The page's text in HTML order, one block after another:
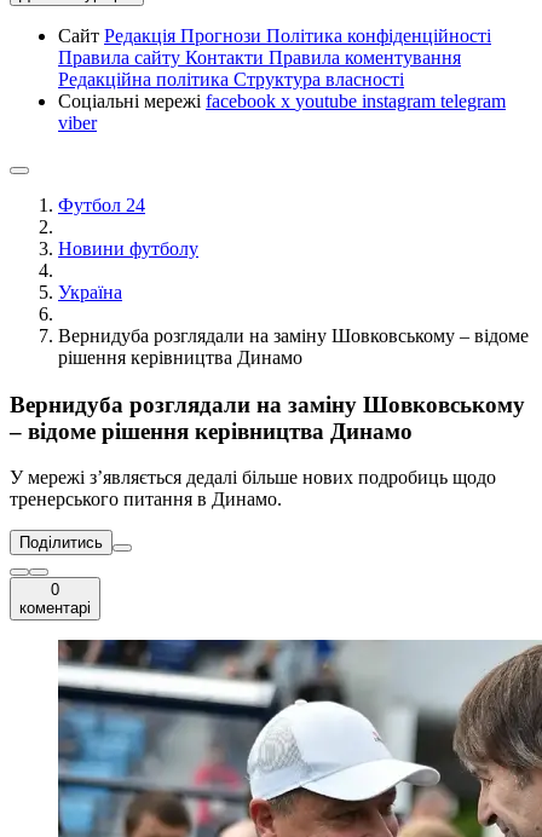
Сайт Редакція Прогнози Політика конфіденційності
Правила сайту Контакти Правила коментування
Редакційна політика Структура власності
Соціальні мережі facebook x youtube instagram telegram
viber
Футбол 24
Новини футболу
Україна
Вернидуба розглядали на заміну Шовковському – відоме
рішення керівництва Динамо
Вернидуба розглядали на заміну Шовковському
– відоме рішення керівництва Динамо
У мережі зʼявляється дедалі більше нових подробиць щодо
тренерського питання в Динамо.
Поділитись
0
коментарі